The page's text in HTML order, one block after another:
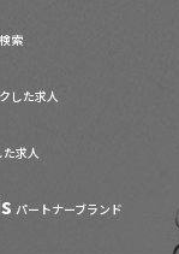
索
した求人
求人
パートナーブランド